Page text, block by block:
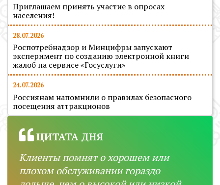
Приглашаем принять участие в опросах
населения!
28.07.2026
Роспотребнадзор и Минцифры запускают
эксперимент по созданию электронной книги
жалоб на сервисе «Госуслуги»
24.07.2026
Россиянам напомнили о правилах безопасного
посещения аттракционов
ЦИТАТА ДНЯ
Клиенты помнят о хорошем или
плохом обслуживании гораздо